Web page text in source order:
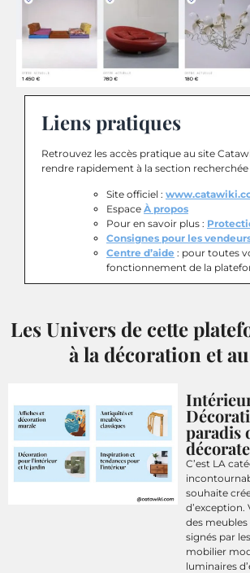
Liens pratiques
Retrouvez les accès pratique au site
rendre rapidement à la section recherchée
Site officiel :
Espace À propos
Pour en savoir plus :
Consignes pour les
Centre d’aide : pour toutes
fonctionnement de la
Les Univers de cette
à la décoration et
paradis
C’est LA
souhaite
d’exception.
des meubles
signés par
mobilier
luminaires